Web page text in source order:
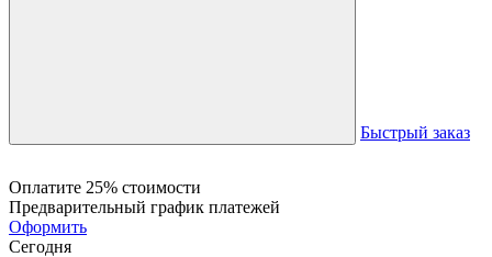
Быстрый заказ
Оплатите 25% стоимости
Предварительный график платежей
Оформить
Сегодня